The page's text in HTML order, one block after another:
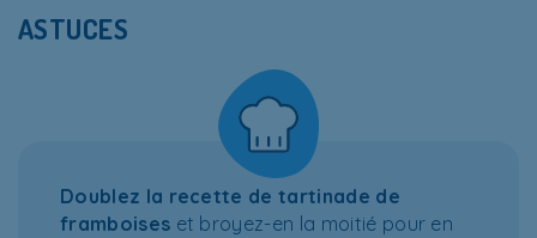
ASTUCES
Doublez la recette de tartinade de
framboises et broyez-en la moitié pour en